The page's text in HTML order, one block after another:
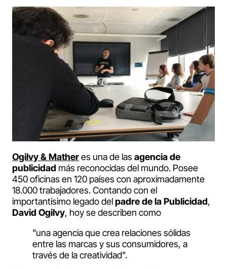
Ogilvy & Matheres una de las agencia de
publicidad más reconocidas del mundo. Posee
450 oficinas en 120 países con aproximadamente
18.000 trabajadores. Contando con el
importantísimo legado delpadre de la Publicidad,
David Ogilvy, hoy se describen como
"una agencia que crea relaciones sólidas
entre las marcas y sus consumidores, a
través de la creatividad".